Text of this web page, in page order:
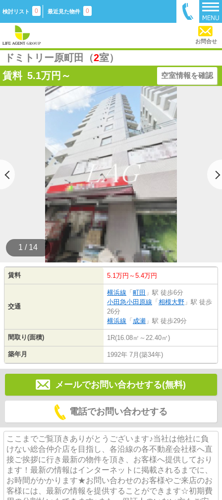
検討リスト 0 最近見た物件 0
お問合せ
ドミトリー原町田（2室）
賃料 5.1万円～ 空室情報を確認
1 / 14
賃料 5.1万円～5.4万円
交通
横浜線 「 町田 」駅 徒歩6分
小田急小田原線 「 相模大野 」駅 徒歩
26分
横浜線 「 成瀬 」駅 徒歩29分
間取り(面積) 1R(16.08㎡～22.40㎡)
築年月 1992年 7月(築34年)
メールでお問い合わせする(無料)
電話でお問い合わせする
ここまでご覧頂きありがとうございます♪当社は他社に負
けない総合仲介店を目指し、各沿線の各不動産会社様へ直
接ご挨拶に行き最新の物件を頂き、お客様へ提供しており
ます！最新の情報はインターネットに掲載されるまでに、
お時間がかかります★お問い合わせのお客様やご来店のお
客様には、最新の情報を提供することができます☆初期費